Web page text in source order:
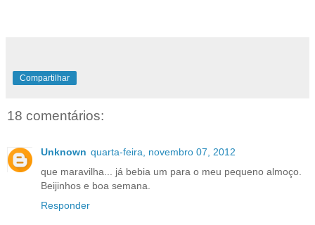
Compartilhar
18 comentários:
Unknown quarta-feira, novembro 07, 2012
que maravilha... já bebia um para o meu pequeno almoço.
Beijinhos e boa semana.
Responder